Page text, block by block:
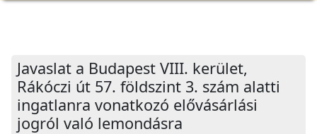
Javaslat a Budapest VIII. kerület,
Rákóczi út 57. földszint 3. szám alatti
ingatlanra vonatkozó elővásárlási
jogról való lemondásra